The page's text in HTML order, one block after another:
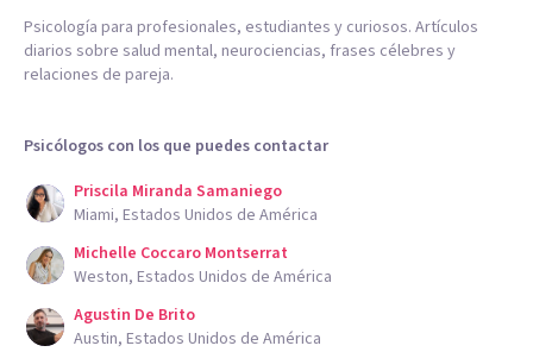
Psicología para profesionales, estudiantes y curiosos. Artículos
diarios sobre salud mental, neurociencias, frases célebres y
relaciones de pareja.
Psicólogos con los que puedes contactar
Priscila Miranda Samaniego
Miami, Estados Unidos de América
Michelle Coccaro Montserrat
Weston, Estados Unidos de América
Agustin De Brito
Austin, Estados Unidos de América